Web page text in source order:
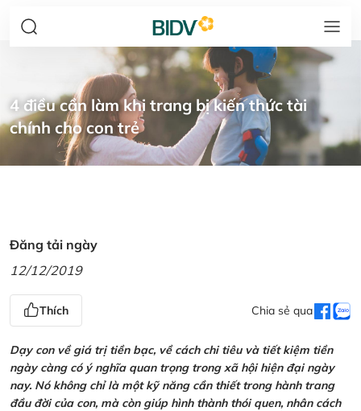
4 điều cần làm khi trang bị kiến thức tài
chính cho con trẻ
Đăng tải ngày
12/12/2019
Thích Chia sẻ qua
Dạy con về giá trị tiền bạc, về cách chi tiêu và tiết kiệm tiền
ngày càng có ý nghĩa quan trọng trong xã hội hiện đại ngày
nay. Nó không chỉ là một kỹ năng cần thiết trong hành trang
đầu đời của con, mà còn giúp hình thành thói quen, nhân cách